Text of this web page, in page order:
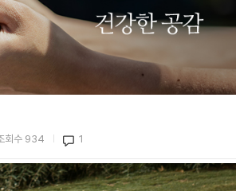
회수 934 1